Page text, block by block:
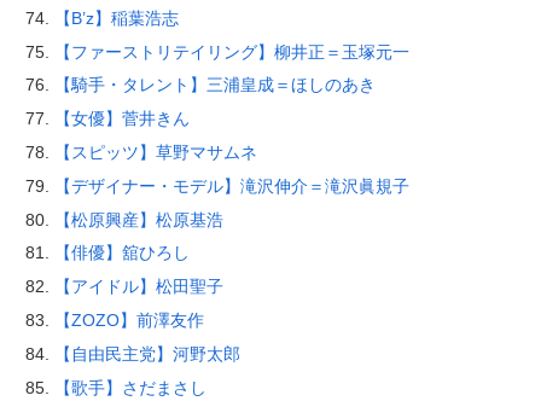
【B’z】稲葉浩志
【ファーストリテイリング】柳井正＝玉塚元一
【騎手・タレント】三浦皇成＝ほしのあき
【女優】菅井きん
【スピッツ】草野マサムネ
【デザイナー・モデル】滝沢伸介＝滝沢眞規子
【松原興産】松原基浩
【俳優】舘ひろし
【アイドル】松田聖子
【ZOZO】前澤友作
【自由民主党】河野太郎
【歌手】さだまさし